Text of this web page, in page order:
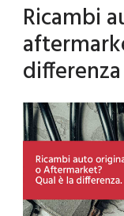
Ricambi
differenza